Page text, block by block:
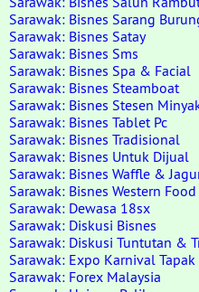
Sarawak: Bisnes Sarang
Sarawak: Bisnes Satay
Sarawak: Bisnes Sms
Sarawak: Bisnes Spa & Facial
Sarawak: Bisnes Steamboat
Sarawak: Bisnes Stesen
Sarawak: Bisnes Tablet Pc
Sarawak: Bisnes Tradisional
Sarawak: Bisnes Untuk Dijual
Sarawak: Bisnes Waffle &
Sarawak: Bisnes Western Food
Sarawak: Dewasa 18sx
Sarawak: Diskusi Bisnes
Sarawak: Diskusi Tuntutan &
Sarawak: Expo Karnival Tapak
Sarawak: Forex Malaysia